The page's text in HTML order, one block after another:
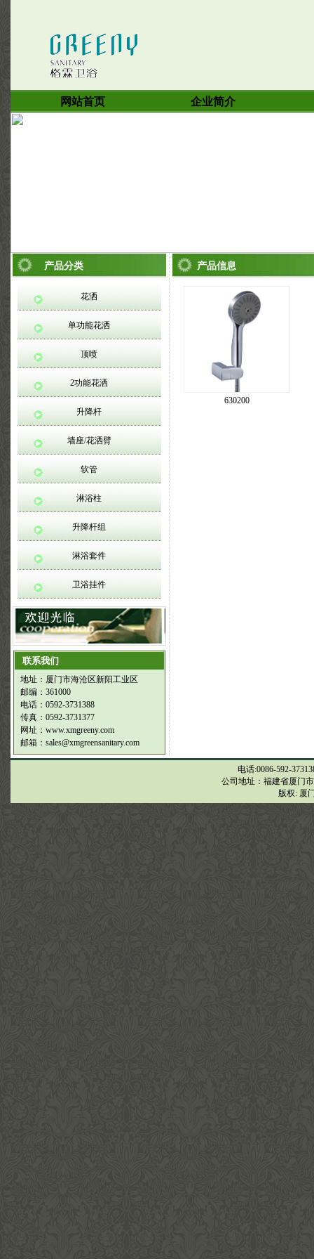
网站首页 企业简介
产品分类
花洒
单功能花洒
顶喷
2功能花洒
升降杆
墙座/花洒臂
软管
淋浴柱
升降杆组
淋浴套件
卫浴挂件
联系我们
地址：厦门市海沧区新阳工业区
邮编：361000
电话：0592-3731388
传真：0592-3731377
网址： www.xmgreeny.com
邮箱： sales@xmgreensanitary.com
产品信息
630200
电话:0086-592-
公司地址：福建省厦门
版权: